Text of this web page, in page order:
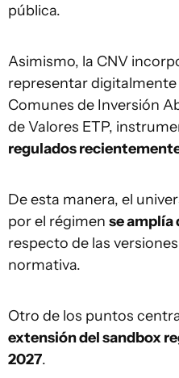
pública.
Asimismo, la CNV
representar
Comunes de Inversión
de Valores ETP,
regulados
De esta manera, el
por el régimen se amplía
respecto de las
normativa.
Otro de los puntos
extensión del sandbox
2027.